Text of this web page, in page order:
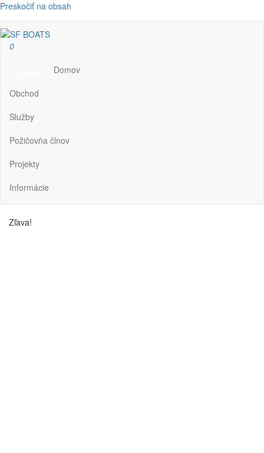
Preskočiť na obsah
SF BOATS
Predaj, oprava, servis člnov a lodí
0
Domov
Obchod
Služby
Požičovňa člnov
Projekty
Informácie
Zľava!